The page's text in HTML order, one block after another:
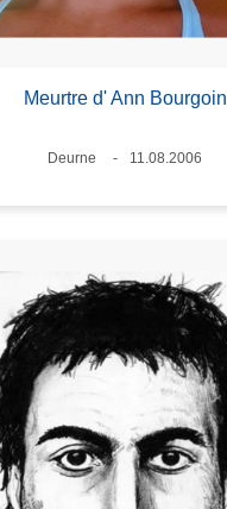
Meurtre d' Ann Bourgoin
Standort
Deurne
11.08.2006